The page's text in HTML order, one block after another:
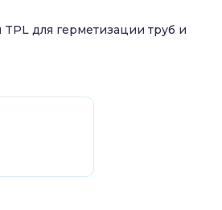
для герметизации труб и